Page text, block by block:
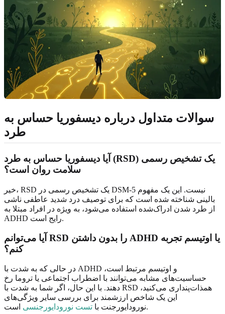
سوالات متداول درباره دیسفوریا حساس به
طرد
آیا دیسفوریا حساس به طرد (RSD) یک تشخیص رسمی
سلامت روان است؟
خیر، RSD یک تشخیص رسمی در DSM-5 نیست. این یک مفهوم
بالینی شناخته شده است که برای توصیف درد شدید عاطفی ناشی
از طرد شدن ادراک‌شده استفاده می‌شود، به ویژه در افراد مبتلا به
ADHD رایج است.
آیا می‌توانم RSD را بدون داشتن ADHD یا اوتیسم تجربه
کنم؟
در حالی که به شدت با ADHD و اوتیسم مرتبط است،
حساسیت‌های مشابه می‌توانند با اضطراب اجتماعی یا تروما رخ
دهند. با این حال، اگر شما به شدت با RSD همذات‌پنداری می‌کنید،
این یک شاخص ارزشمند برای بررسی سایر ویژگی‌های
نورودایورجنت با تست نورودایورجنسی است.